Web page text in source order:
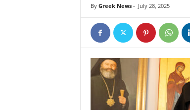
By Greek News- July 28, 2025